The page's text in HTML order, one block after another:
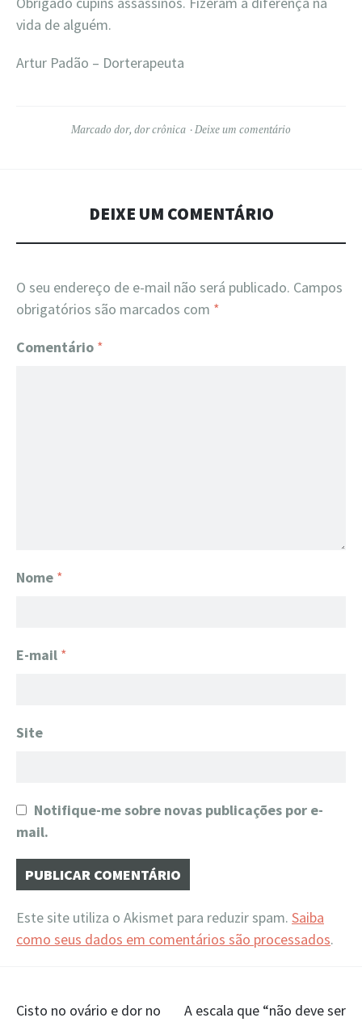
vida de alguém.
Artur Padão – Dorterapeuta
Marcado dor, dor crônica Deixe um comentário
DEIXE UM COMENTÁRIO
O seu endereço de e-mail não será publicado. Campos
obrigatórios são marcados com *
Comentário *
Nome *
E-mail *
Site
Notifique-me sobre novas publicações por e-
mail.
Este site utiliza o Akismet para reduzir spam. Saiba
como seus dados em comentários são processados.
Navegação
Cisto no ovário e dor no A escala que “não deve ser